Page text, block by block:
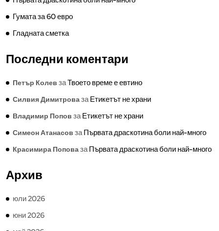
Гумата за 60 евро
Гладната сметка
Последни коментари
Петър Колев заТвоето време е евтино
Силвия ДимитровазаЕтикетът не храни
Владимир Попов заЕтикетът не храни
Симеон Атанасов заПървата драскотина боли най-много
Красимира ПоповазаПървата драскотина боли най-много
Архив
юли 2026
юни 2026